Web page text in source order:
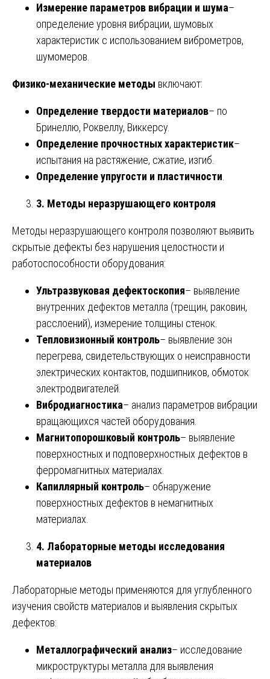
Измерение параметров вибрации и шума–
определение уровня вибрации, шумовых
характеристик с использованием виброметров,
шумомеров.
Физико-механические методы включают:
Определение твердости материалов– по
Бринеллю, Роквеллу, Виккерсу.
Определение прочностных характеристик–
испытания на растяжение, сжатие, изгиб.
Определение упругости и пластичности
3. Методы неразрушающего контроля
Методы неразрушающего контроля позволяют выявить
скрытые дефекты без нарушения целостности и
работоспособности оборудования:
Ультразвуковая дефектоскопия– выявление
внутренних дефектов металла (трещин, раковин,
расслоений), измерение толщины стенок.
Тепловизионный контроль– выявление зон
перегрева, свидетельствующих о неисправности
электрических контактов, подшипников, обмоток
электродвигателей.
Вибродиагностика– анализ параметров вибрации
вращающихся частей оборудования.
Магнитопорошковый контроль– выявление
поверхностных и подповерхностных дефектов в
ферромагнитных материалах.
Капиллярный контроль– обнаружение
поверхностных дефектов в немагнитных
материалах.
4. Лабораторные методы исследования
материалов
Лабораторные методы применяются для углубленного
изучения свойств материалов и выявления скрытых
дефектов:
Металлографический анализ– исследование
микроструктуры металла для выявления